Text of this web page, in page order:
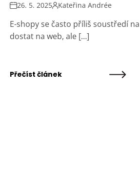
26. 5. 2025 Kateřina Andrée
E-shopy se často příliš soustředí
dostat na web, ale […]
Přečíst článek